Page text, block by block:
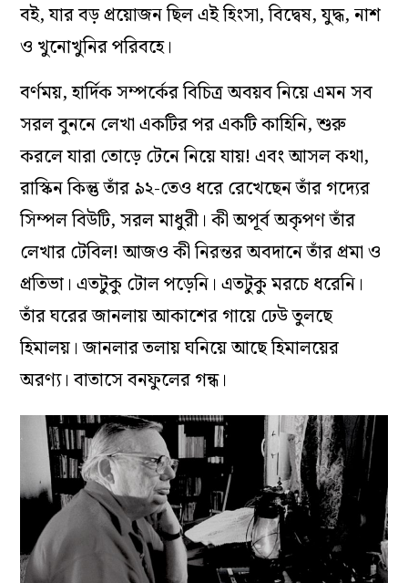
বই, যার বড় প্রয়োজন ছিল এই হিংসা, বিদ্বেষ, যুদ্ধ, নাশ
ও খুনোখুনির পরিবহে।
বর্ণময়, হার্দিক সম্পর্কের বিচিত্র অবয়ব নিয়ে এমন সব
সরল বুননে লেখা একটির পর একটি কাহিনি, শুরু
করলে যারা তোড়ে টেনে নিয়ে যায়! এবং আসল কথা,
রাস্কিন কিন্তু তাঁর ৯২-তেও ধরে রেখেছেন তাঁর গদ্যের
সিম্পল বিউটি, সরল মাধুরী। কী অপূর্ব অকৃপণ তাঁর
লেখার টেবিল! আজও কী নিরন্তর অবদানে তাঁর প্রমা ও
প্রতিভা। এতটুকু টোল পড়েনি। এতটুকু মরচে ধরেনি।
তাঁর ঘরের জানলায় আকাশের গায়ে ঢেউ তুলছে
হিমালয়। জানলার তলায় ঘনিয়ে আছে হিমালয়ের
অরণ্য। বাতাসে বনফুলের গন্ধ।